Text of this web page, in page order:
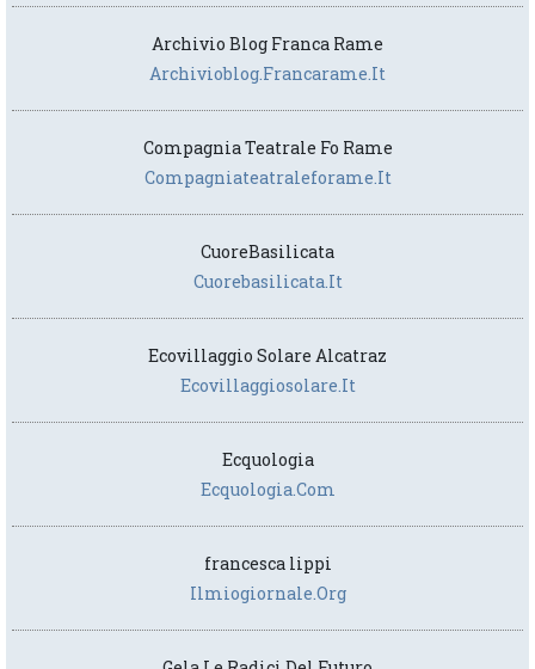
Archivio Blog Franca Rame
Archivioblog.francarame.it
Compagnia Teatrale Fo Rame
Compagniateatraleforame.it
CuoreBasilicata
Cuorebasilicata.it
Ecovillaggio Solare Alcatraz
Ecovillaggiosolare.it
Ecquologia
Ecquologia.com
francesca lippi
Ilmiogiornale.org